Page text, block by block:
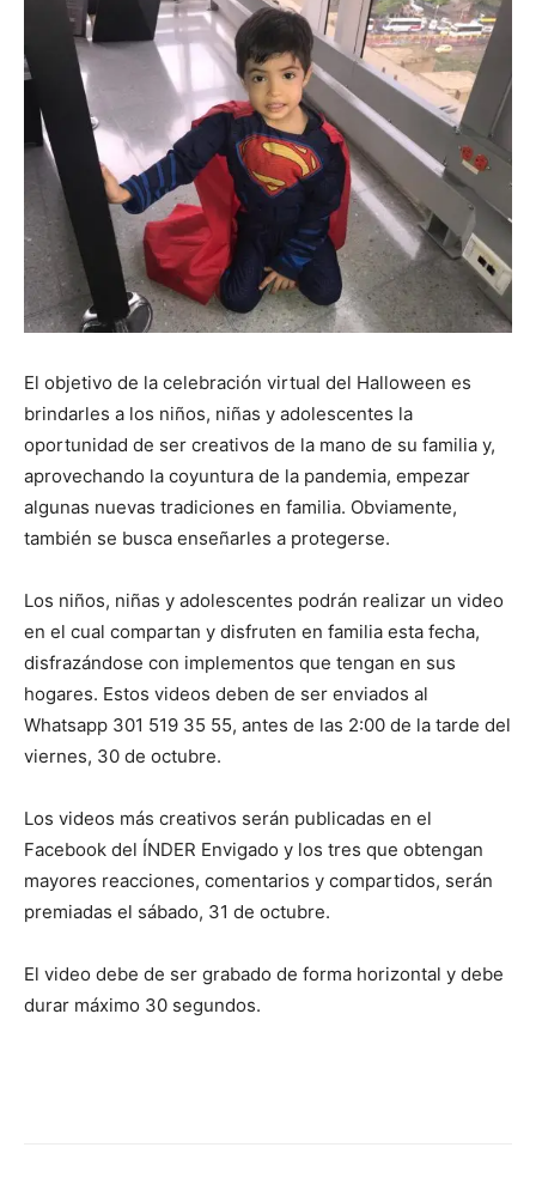
El objetivo de la celebración virtual del Halloween es
brindarles a los niños, niñas y adolescentes la
oportunidad de ser creativos de la mano de su familia y,
aprovechando la coyuntura de la pandemia, empezar
algunas nuevas tradiciones en familia. Obviamente,
también se busca enseñarles a protegerse.
Los niños, niñas y adolescentes podrán realizar un video
en el cual compartan y disfruten en familia esta fecha,
disfrazándose con implementos que tengan en sus
hogares. Estos videos deben de ser enviados al
Whatsapp 301 519 35 55, antes de las 2:00 de la tarde del
viernes, 30 de octubre.
Los videos más creativos serán publicadas en el
Facebook del ÍNDER Envigado y los tres que obtengan
mayores reacciones, comentarios y compartidos, serán
premiadas el sábado, 31 de octubre.
El video debe de ser grabado de forma horizontal y debe
durar máximo 30 segundos.